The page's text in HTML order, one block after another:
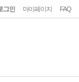
그인 마이페이지 FAQ